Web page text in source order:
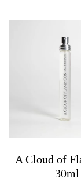
A Cloud of
30ml